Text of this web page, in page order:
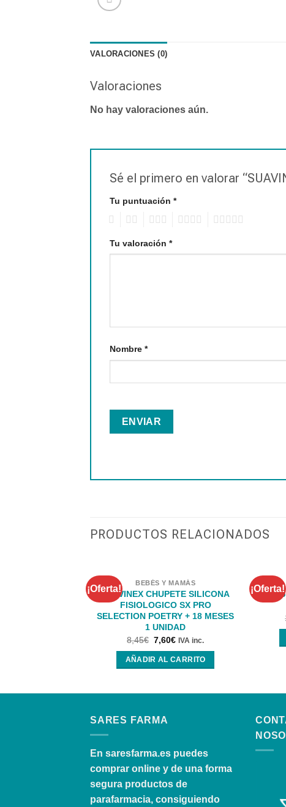
VALORACIONES (0)
Valoraciones
No hay valoraciones aún.
Sé el primero en valorar
Tu puntuación *
Tu valoración *
Nombre *
PRODUCTOS RELACIONADOS
¡Oferta!
BEBÉS Y MAMÁS
SUAVINEX CHUPETE SILICONA
FISIOLOGICO SX PRO
SELECTION POETRY + 18 MESES
1 UNIDAD
8,45€ 7,60€ IVA inc.
AÑADIR AL CARRITO
¡Oferta!
SARES FARMA
En saresfarma.es puedes
comprar online y de una forma
segura productos de
parafarmacia, consiguiendo